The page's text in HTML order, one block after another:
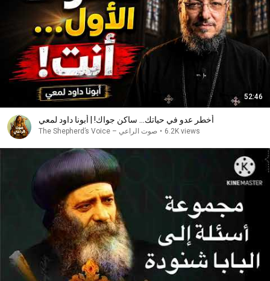
52:46
أخطر عدو في حياتك... ساكن جواك! | أبونا داود لمعي
صوت الراعي – The Shepherd’s Voice • 6.2K views